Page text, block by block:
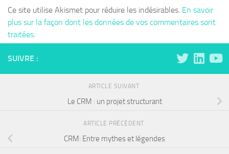
Ce site utilise Akismet pour réduire les indésirables. En savoir
plus sur la façon dont les données de vos commentaires sont
traitées.
SUIVRE :
ARTICLE SUIVANT
Le CRM : un projet structurant
ARTICLE PRÉCÉDENT
CRM: Entre mythes et légendes